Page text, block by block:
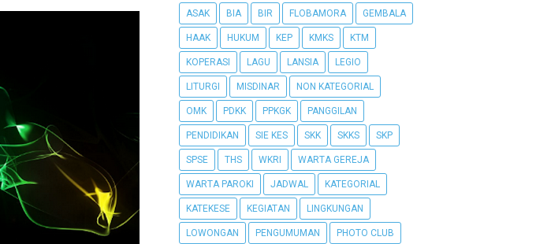
ASAK BIA BIR FLOBAMORA GEMBALA
HAAK HUKUM KEP KMKS KTM
KOPERASI LAGU LANSIA LEGIO
LITURGI MISDINAR NON KATEGORIAL
OMK PDKK PPKGK PANGGILAN
PENDIDIKAN SIE KES SKK SKKS SKP
SPSE THS WKRI WARTA GEREJA
WARTA PAROKI JADWAL KATEGORIAL
KATEKESE KEGIATAN LINGKUNGAN
LOWONGAN PENGUMUMAN PHOTO CLUB